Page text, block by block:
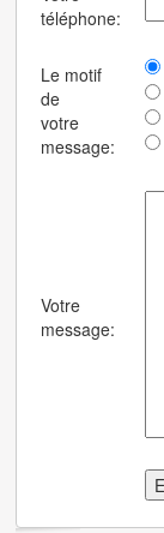
téléphone:
Le motif
de
votre
message:
Votre
message: